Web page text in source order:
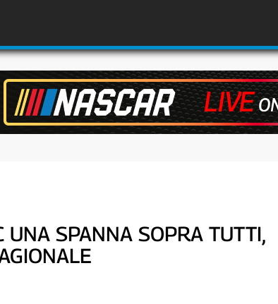
UNA SPANNA SOPRA TUTTI,